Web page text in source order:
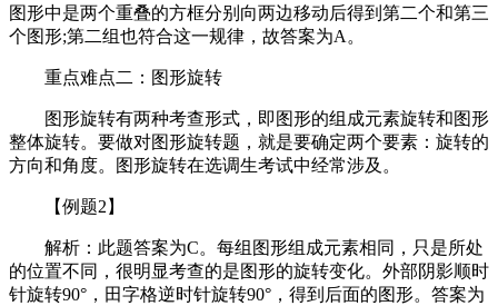
图形中是两个重叠的方框分别向两边移动后得到第二个和第三
个图形;第二组也符合这一规律，故答案为A。
重点难点二：图形旋转
图形旋转有两种考查形式，即图形的组成元素旋转和图形
整体旋转。要做对图形旋转题，就是要确定两个要素：旋转的
方向和角度。图形旋转在选调生考试中经常涉及。
【例题2】
解析：此题答案为C。每组图形组成元素相同，只是所处
的位置不同，很明显考查的是图形的旋转变化。外部阴影顺时
针旋转90°，田字格逆时针旋转90°，得到后面的图形。答案为